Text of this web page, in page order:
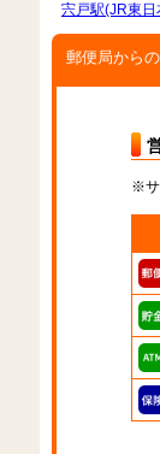
宍戸駅(JR東日
郵便局から
※サ